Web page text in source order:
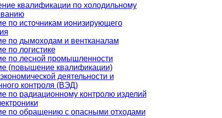
квалификации по холодильному
по источникам ионизирующего
по дымоходам и вентканалам
по логистике
по лесной промышленности
(повышение квалификации)
деятельности и
контроля (ВЭД)
по радиационному контролю изделий
по обращению с опасными отходами